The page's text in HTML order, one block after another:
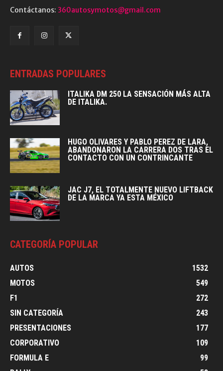
Contáctanos: 360autosymotos@gmail.com
ENTRADAS POPULARES
ITALIKA DM 250 LA SENSACIÓN MÁS ALTA
DE ITALIKA.
HUGO OLIVARES Y PABLO PEREZ DE LARA,
ABANDONARON LA CARRERA DOS TRAS EL
CONTACTO CON UN CONTRINCANTE
JAC J7, EL TOTALMENTE NUEVO LIFTBACK
DE LA MARCA YA ESTA MÉXICO
CATEGORÍA POPULAR
AUTOS
1532
MOTOS
549
F1
272
SIN CATEGORÍA
243
PRESENTACIONES
177
CORPORATIVO
109
FORMULA E
99